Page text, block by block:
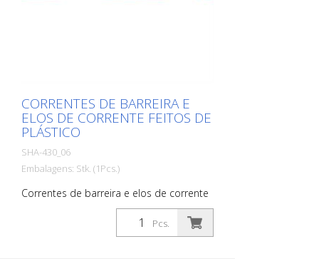
CORRENTES DE BARREIRA E
ELOS DE CORRENTE FEITOS DE
PLÁSTICO
SHA-430_06
Embalagens: Stk. (1Pcs.)
Correntes de barreira e elos de corrente
feitos de plástico, corrente de barreira, 6
mm de espessura, amarelo / preto,
unidade de embalagem 25 m
Pcs.